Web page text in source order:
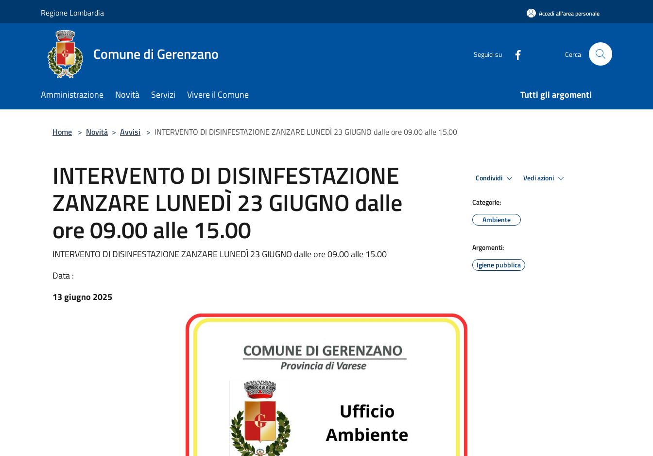
Regione Lombardia Accedi all'area personale
Comune di Gerenzano Seguici su Cerca
Amministrazione Novità Servizi Vivere il Comune Tutti gli argomenti
Home > Novità > Avvisi > INTERVENTO DI DISINFESTAZIONE ZANZARE LUNEDÌ 23 GIUGNO dalle ore 09.00 alle 15.00
INTERVENTO DI DISINFESTAZIONE
ZANZARE LUNEDÌ 23 GIUGNO dalle
ore 09.00 alle 15.00
INTERVENTO DI DISINFESTAZIONE ZANZARE LUNEDÌ 23 GIUGNO dalle ore 09.00 alle 15.00
Data :
13 giugno 2025
Condividi Vedi azioni
Categorie:
Ambiente
Argomenti:
Igiene pubblica